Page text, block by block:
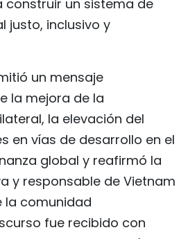
construir un sistema de
justo, inclusivo y
un mensaje
la mejora de la
la elevación del
en vías de desarrollo en el
global y reafirmó la
y responsable de Vietnam
la comunidad
fue recibido con